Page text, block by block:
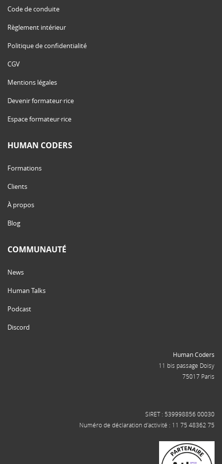
Code de conduite
Règlement intérieur
Politique de confidentialité
CGV
Mentions légales
Devenir formateur·rice
Espace formateur·rice
HUMAN CODERS
Formations
Clients
À propos
Blog
COMMUNAUTÉ
News
Human Talks
Podcast
Discord
Human Coders
11 bis passage Doisy
75017 Paris
SIRET : 539998856 00030
Numéro de déclaration d'activité : 11 75 48362 75